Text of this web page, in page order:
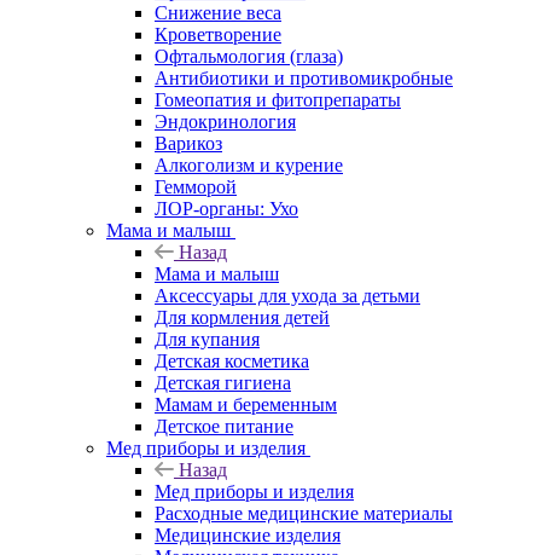
Снижение веса
Кроветворение
Офтальмология (глаза)
Антибиотики и противомикробные
Гомеопатия и фитопрепараты
Эндокринология
Варикоз
Алкоголизм и курение
Гемморой
ЛОР-органы: Ухо
Мама и малыш
Назад
Мама и малыш
Аксессуары для ухода за детьми
Для кормления детей
Для купания
Детская косметика
Детская гигиена
Мамам и беременным
Детское питание
Мед приборы и изделия
Назад
Мед приборы и изделия
Расходные медицинские материалы
Медицинские изделия